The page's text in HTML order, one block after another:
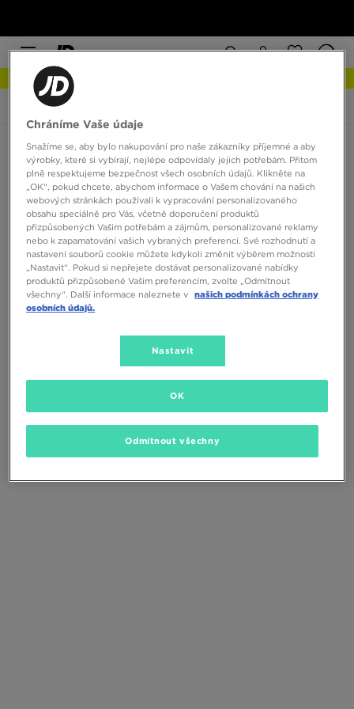
JD Sports Salomon XT-Pathway
Salomon XT-Pathway
0 produktů
Seřadit:Doporučené Filtrovat
Žádné produkty k zobrazení
Změňte kritéria vyhledávání nebo
odstraňte vybrané filtry
Chráníme Vaše údaje
Snažíme se, aby bylo nakupování pro naše zákazníky příjemné a aby
výrobky, které si vybírají, nejlépe odpovídaly jejich potřebám. Přitom
plně respektujeme bezpečnost všech osobních údajů. Klikněte na
„OK“, pokud chcete, abychom informace o Vašem chování na našich
webových stránkách používali k vypracování personalizovaného
obsahu speciálně pro Vás, včetně doporučení produktů
přizpůsobených Vašim potřebám a zájmům, personalizované reklamy
nebo k zapamatování vašich vybraných preferencí. Své rozhodnutí a
nastavení souborů cookie můžete kdykoli změnit výběrem možnosti
„Nastavit“. Pokud si nepřejete dostávat personalizované nabídky
produktů přizpůsobené Vašim preferencím, zvolte „Odmítnout
všechny“. Další informace naleznete v našich podmínkách ochrany
osobních údajů.
Nastavit
Odmítnout všechny
OK